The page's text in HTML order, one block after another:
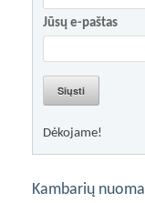
Jūsų e-paštas
Siųsti
Dėkojame!
Kambarių